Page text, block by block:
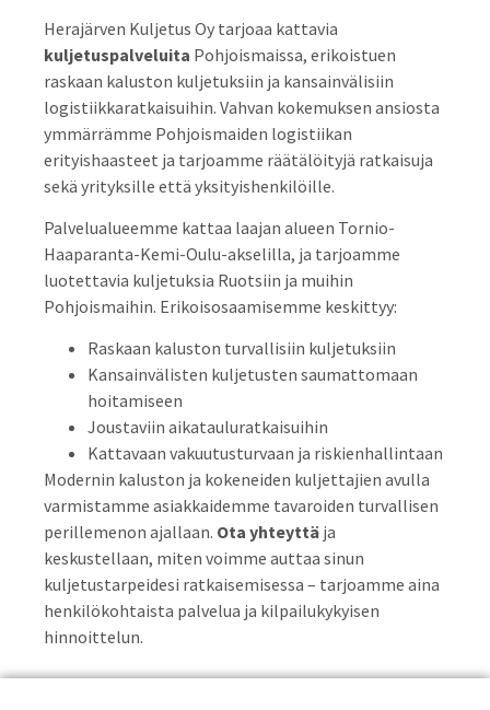
Herajärven Kuljetus Oy tarjoaa kattavia
kuljetuspalveluita Pohjoismaissa, erikoistuen
raskaan kaluston kuljetuksiin ja kansainvälisiin
logistiikkaratkaisuihin. Vahvan kokemuksen ansiosta
ymmärrämme Pohjoismaiden logistiikan
erityishaasteet ja tarjoamme räätälöityjä ratkaisuja
sekä yrityksille että yksityishenkilöille.
Palvelualueemme kattaa laajan alueen Tornio-
Haaparanta-Kemi-Oulu-akselilla, ja tarjoamme
luotettavia kuljetuksia Ruotsiin ja muihin
Pohjoismaihin. Erikoisosaamisemme keskittyy:
Raskaan kaluston turvallisiin kuljetuksiin
Kansainvälisten kuljetusten saumattomaan
hoitamiseen
Joustaviin aikatauluratkaisuihin
Kattavaan vakuutusturvaan ja riskienhallintaan
Modernin kaluston ja kokeneiden kuljettajien avulla
varmistamme asiakkaidemme tavaroiden turvallisen
perillemenon ajallaan. Ota yhteyttä ja
keskustellaan, miten voimme auttaa sinun
kuljetustarpeidesi ratkaisemisessa – tarjoamme aina
henkilökohtaista palvelua ja kilpailukykyisen
hinnoittelun.